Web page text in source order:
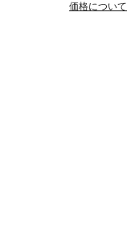
価格について